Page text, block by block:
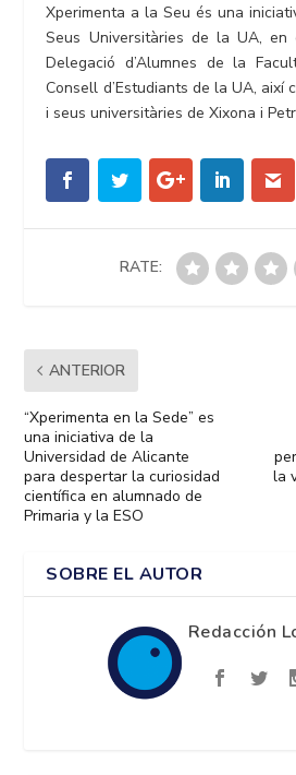
Xperimenta a la Seu és una
Seus Universitàries de la UA, en
Delegació d’Alumnes de la
Consell d’Estudiants de la UA, així
i seus universitàries de Xixona i
RATE:
ANTERIOR
“Xperimenta en la Sede” es
una iniciativa de la
Universidad de Alicante
para despertar la curiosidad
científica en alumnado de
Primaria y la ESO
la
SOBRE EL AUTOR
Redacción